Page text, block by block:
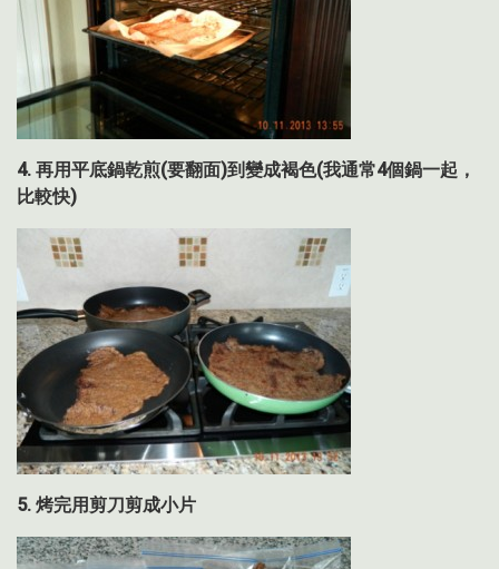
4. 再用平底鍋乾煎(要翻面)到變成褐色(我通常4個鍋一起，
比較快)
5. 烤完用剪刀剪成小片